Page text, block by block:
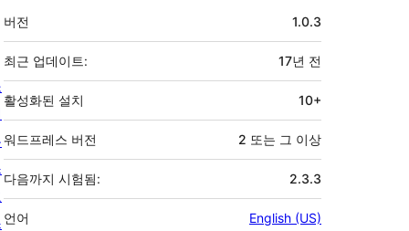
기
초
버전 1.0.3
최근 업데이트: 17년 전
활성화된 설치 10+
워드프레스 버전 2 또는 그 이상
다음까지 시험됨: 2.3.3
언어 English (US)